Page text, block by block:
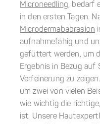
Microneedling, bedarf
in den ersten Tagen.
Microdermababrasion
aufnahmefähig und
gefüttert werden, um
Ergebnis in Bezug
Verfeinerung zu
um zwei von vielen
wie wichtig die
ist. Unsere